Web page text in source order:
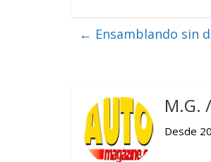
← Ensamblando sin
M.G.
Desde